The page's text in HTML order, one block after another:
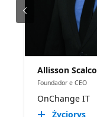
Allisson Scalco
Foundador e CEO
OnChange IT
Życiorys